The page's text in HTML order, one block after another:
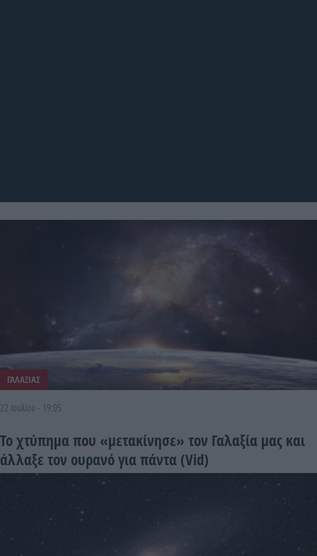
ΓΑΛΑΞΙΑΣ
22 Ιουλίου - 19:05
Το χτύπημα που «μετακίνησε» τον Γαλαξία μας και
άλλαξε τον ουρανό για πάντα (Vid)